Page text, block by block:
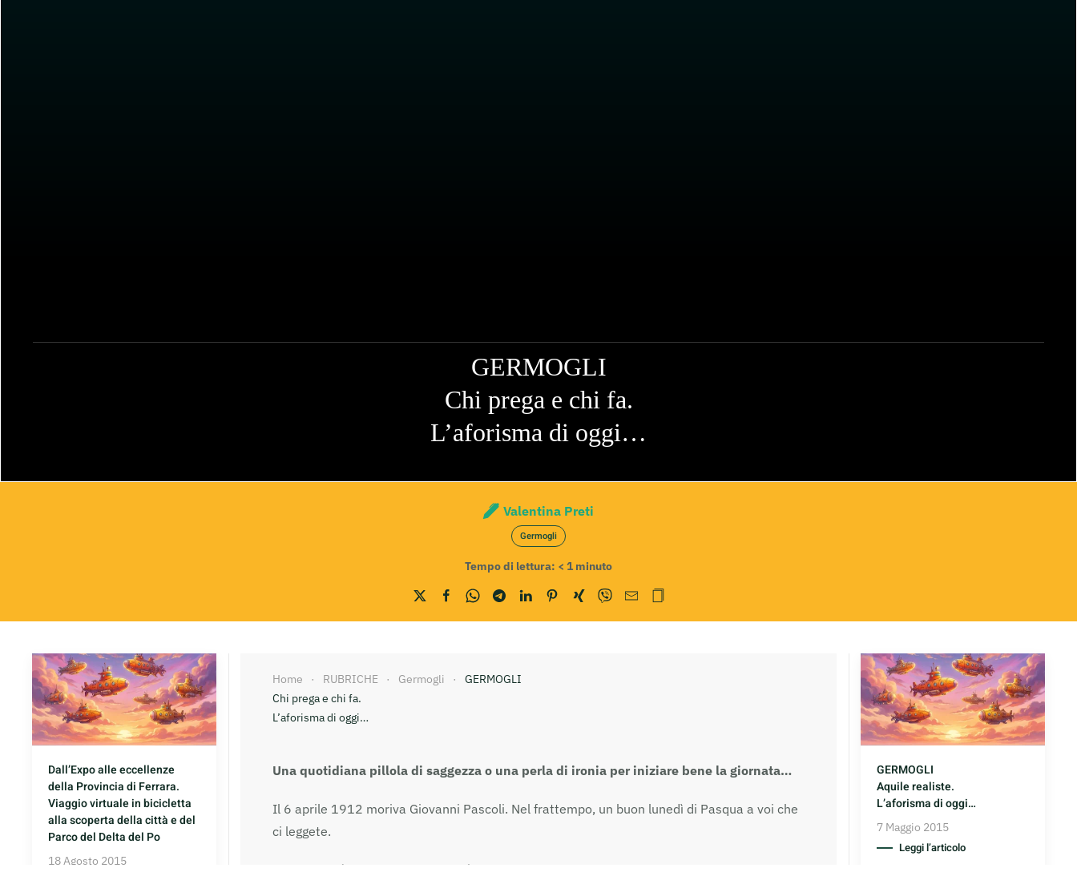
GERMOGLI
Chi prega e chi fa.
L’aforisma di oggi…
Valentina Preti
Germogli
Tempo di lettura: < 1 minuto
Dall’Expo alle eccellenze
della Provincia di Ferrara.
Viaggio virtuale in bicicletta
alla scoperta della città e del
Parco del Delta del Po
18 Agosto 2015
Home RUBRICHE Germogli
GERMOGLI
Chi prega e chi fa.
L’aforisma di oggi…
Una quotidiana pillola di saggezza o una perla di ironia per iniziare bene la giornata…
Il 6 aprile 1912 moriva Giovanni Pascoli. Nel frattempo, un buon lunedì di Pasqua a voi che
ci leggete.
GERMOGLI
Aquile realiste.
L’aforisma di oggi…
7 Maggio 2015
Leggi l’articolo